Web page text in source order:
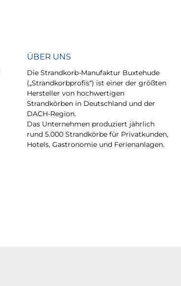
ÜBER UNS
Die Strandkorb-Manufaktur Buxtehude
(„Strandkorbprofis“) ist einer der größten
Hersteller von hochwertigen
Strandkörben in Deutschland und der
DACH-Region.
Das Unternehmen produziert jährlich
rund 5.000 Strandkörbe für Privatkunden,
Hotels, Gastronomie und Ferienanlagen.